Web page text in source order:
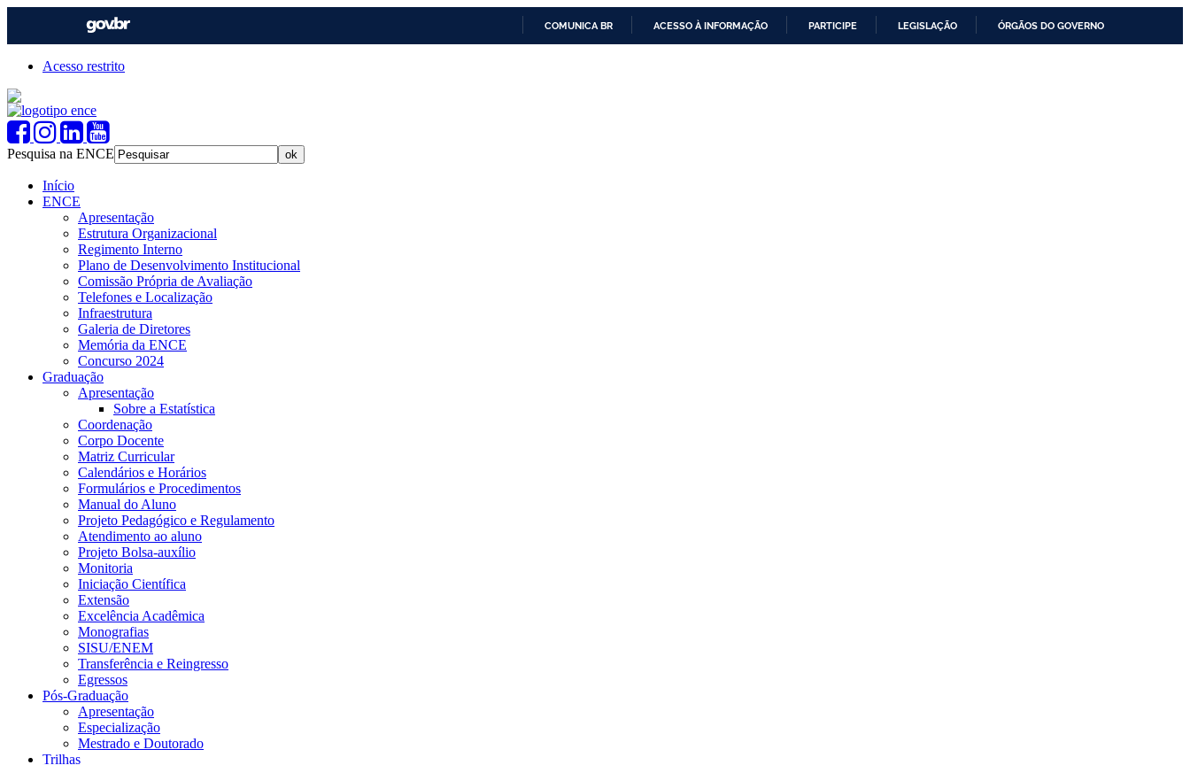
COMUNICA BR ACESSO À INFORMAÇÃO PARTICIPE LEGISLAÇÃO ÓRGÃOS DO GOVERNO
Acesso restrito
Pesquisa na ENCE
Início
ENCE
Apresentação
Estrutura Organizacional
Regimento Interno
Plano de Desenvolvimento Institucional
Comissão Própria de Avaliação
Telefones e Localização
Infraestrutura
Galeria de Diretores
Memória da ENCE
Concurso 2024
Graduação
Apresentação
Sobre a Estatística
Coordenação
Corpo Docente
Matriz Curricular
Calendários e Horários
Formulários e Procedimentos
Manual do Aluno
Projeto Pedagógico e Regulamento
Atendimento ao aluno
Projeto Bolsa-auxílio
Monitoria
Iniciação Científica
Extensão
Excelência Acadêmica
Monografias
SISU/ENEM
Transferência e Reingresso
Egressos
Pós-Graduação
Apresentação
Especialização
Mestrado e Doutorado
Trilhas